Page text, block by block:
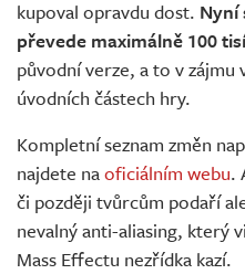
kupoval opravdu dost. Nyní
převede maximálně 100
původní verze, a to v zájmu
úvodních částech hry.
Kompletní seznam změn
najdete naoficiálním webu.
či později tvůrcům podaří
nevalný anti-aliasing, který
Mass Effectu nezřídka kazí.